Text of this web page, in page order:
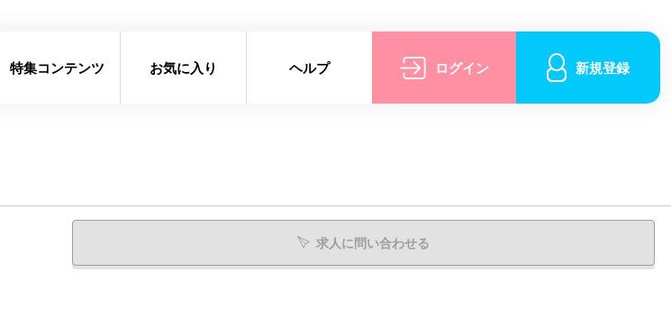
特集コンテンツ お気に入り ヘルプ ログイン 新規登録
求人に問い合わせる